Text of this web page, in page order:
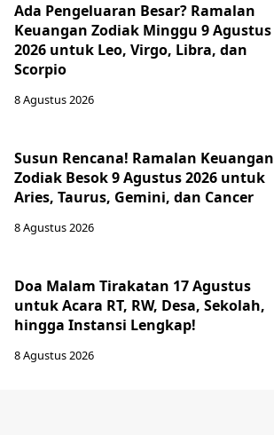
Ada Pengeluaran Besar? Ramalan
Keuangan Zodiak Minggu 9 Agustus
2026 untuk Leo, Virgo, Libra, dan
Scorpio
8 Agustus 2026
Susun Rencana! Ramalan Keuangan
Zodiak Besok 9 Agustus 2026 untuk
Aries, Taurus, Gemini, dan Cancer
8 Agustus 2026
Doa Malam Tirakatan 17 Agustus
untuk Acara RT, RW, Desa, Sekolah,
hingga Instansi Lengkap!
8 Agustus 2026